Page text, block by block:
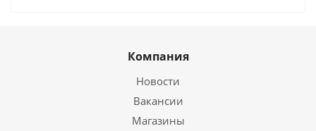
Компания
Новости
Вакансии
Магазины